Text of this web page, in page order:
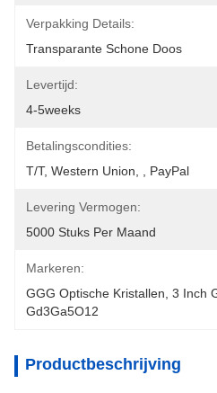
Verpakking Details:
Transparante Schone Doos
Levertijd:
4-5weeks
Betalingscondities:
T/T, Western Union, , PayPal
Levering Vermogen:
5000 Stuks Per Maand
Markeren:
GGG Optische Kristallen 3 Inch
Gd3Ga5O12
Productbeschrijving